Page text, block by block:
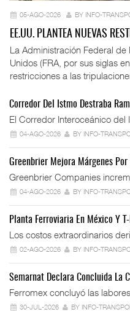
05-AGO-2026 BY INFO-
EE.UU. PLANTEA NUEVAS
La Administración Federal
Unidos (FRA, por sus siglas
restricciones a las
Corredor Del Istmo Destraba
El Corredor Interoceánico del
04-AGO-2026 BY INFO-
Greenbrier Mejora Márgenes Por
Greenbrier Companies
04-AGO-2026 BY INFO-
Planta Ferroviaria En México Y T-
Los costos extraordinarios
02-AGO-2026 BY INFO-
Semarnat Declara Concluida La
Ferromex concluyó las
30-JUL-2026 BY INFO-